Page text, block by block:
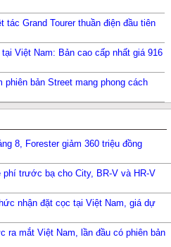
tác Grand Tourer thuần điện đầu tiên
Việt Nam: Bản cao cấp nhất giá 916
phiên bản Street mang phong cách
8, Forester giảm 360 triệu đồng
phí trước bạ cho City, BR-V và HR-V
nhận đặt cọc tại Việt Nam, giá dự
ra mắt Việt Nam, lần đầu có phiên bản